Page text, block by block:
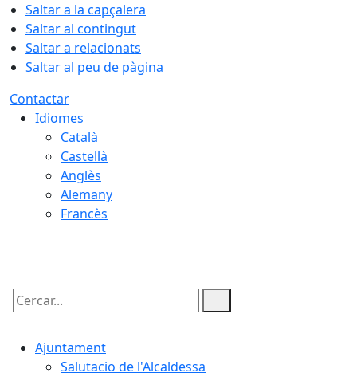
Saltar a la capçalera
Saltar al contingut
Saltar a relacionats
Saltar al peu de pàgina
Contactar
Idiomes
Català
Castellà
Anglès
Alemany
Francès
Cercar:
Ajuntament
Salutacio de l'Alcaldessa